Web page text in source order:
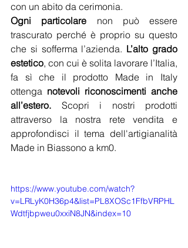
con un abito da cerimonia.
Ogni particolare non può essere
trascurato perché è proprio su questo
che si sofferma l’azienda. L’alto grado
estetico, con cui è solita lavorare l’Italia,
fa sì che il prodotto Made in Italy
ottenga notevoli riconoscimenti anche
all’estero. Scopri i nostri prodotti
attraverso la nostra rete vendita e
approfondisci il tema dell'artigianalità
Made in Biassono a km0.
https://www.youtube.com/watch?
v=LRLyK0H36p4&list=PL8XOSc1FfbVRPHL
Wdtfjbpweu0xxiN8JN&index=10